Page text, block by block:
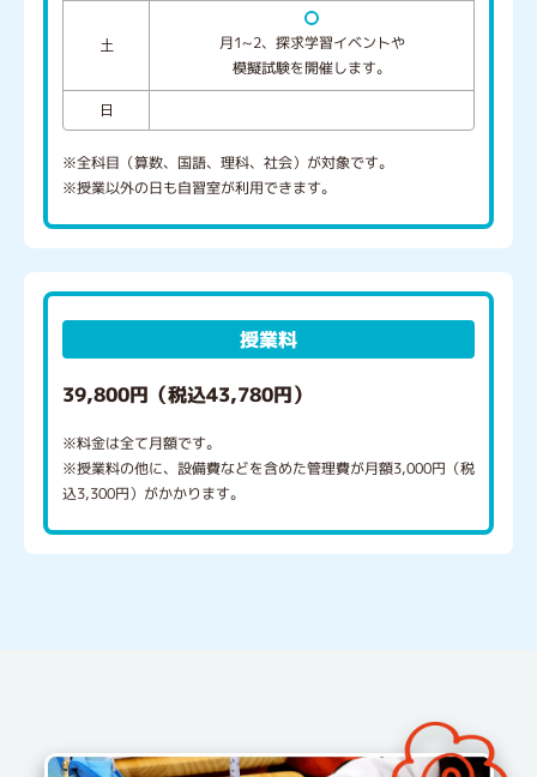
土 月1~2、探求学習イベントや
模擬試験を開催します。
日
※全科目（算数、国語、理科、社会）が対象です。
※授業以外の日も自習室が利用できます。
授業料
39,800円（税込43,780円）
※料金は全て月額です。
※授業料の他に、設備費などを含めた管理費が月額3,000円（税
込3,300円）がかかります。